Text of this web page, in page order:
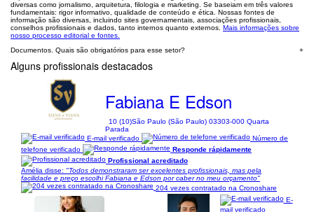
diversas como jornalismo, arquitetura, filologia e marketing. Se baseiam em três valores
fundamentais: rigor informativo, qualidade de conteúdo e ética. Nossas fontes de
informação são diversas, incluindo sites governamentais, associações profissionais,
conselhos profissionais e dados, tanto internos quanto externos. Mais informações sobre
nosso processo editorial e fontes.
Documentos. Quais são obrigatórios para esse setor?
+
Alguns profissionais destacados
Fabiana E Edson
10 (10)São Paulo (São Paulo) 03303-000 Quarta
Parada
E-mail verificado
Número de
telefone verificado
Responde rápidamente
Profissional acreditado
Amélia disse: "Todos demonstraram ser excelentes profissionais, mas pela
facilidade e preço escolhi Fabiana e Edson por caber no meu orçamento"
204 vezes contratado na Cronoshare
E-
mail verificado